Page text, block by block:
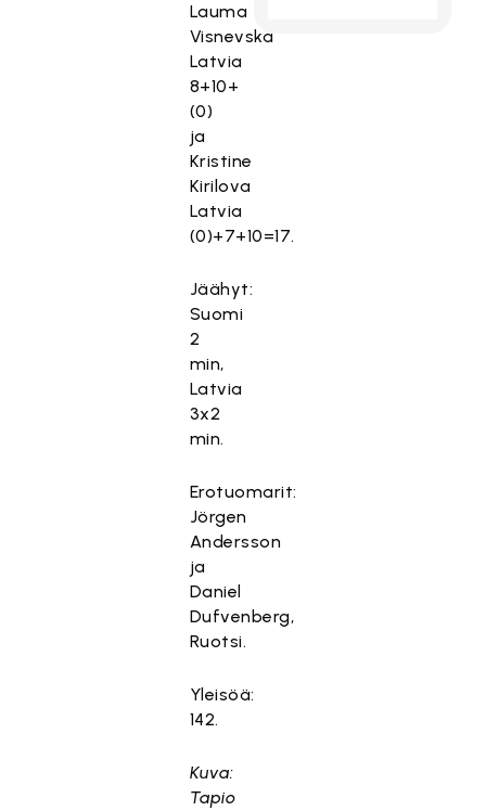
Lauma
Visnevska
Latvia
8+10+
(0)
ja
Kristine
Kirilova
Latvia
(0)+7+10=17.
Jäähyt:
Suomi
2
min,
Latvia
3x2
min.
Erotuomarit:
Jörgen
Andersson
ja
Daniel
Dufvenberg,
Ruotsi.
Yleisöä:
142.
Kuva:
Tapio